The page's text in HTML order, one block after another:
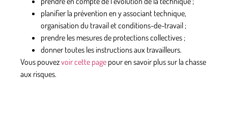
planifier la prévention en y associant technique,
organisation du travail et conditions-de-travail ;
prendre les mesures de protections collectives ;
donner toutes les instructions aux travailleurs.
Vous pouvezvoir cette page pour en savoir plus sur la chasse
aux risques.